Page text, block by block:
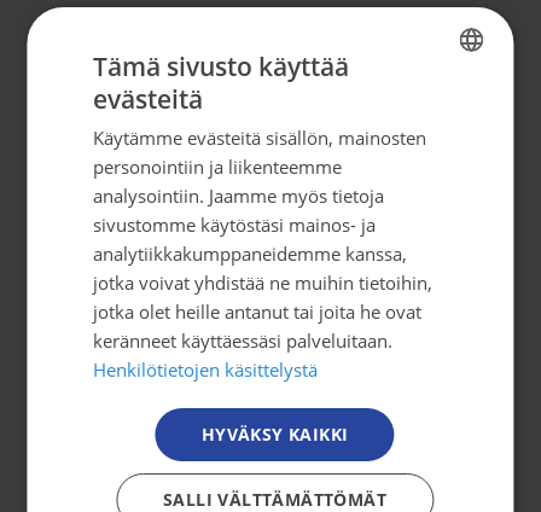
Yhteystiedot
Syöpäjärjestöt
Mäkelänkatu 2, 4. kerros
00500 Helsinki
puh. 09 135 331
tiedotus@cancer.fi
Tilaa uutiskirje
Osallistu toimintaan
Tule mukaan
FINNISH
Tämä sivusto käyttää
evästeitä
Käytämme evästeitä sisällön, mainosten
personointiin ja liikenteemme
analysointiin. Jaamme myös tietoja
sivustomme käytöstäsi mainos- ja
analytiikkakumppaneidemme kanssa,
jotka voivat yhdistää ne muihin tietoihin,
jotka olet heille antanut tai joita he ovat
keränneet käyttäessäsi palveluitaan.
Henkilötietojen käsittelystä
HYVÄKSY KAIKKI
SALLI VÄLTTÄMÄTTÖMÄT